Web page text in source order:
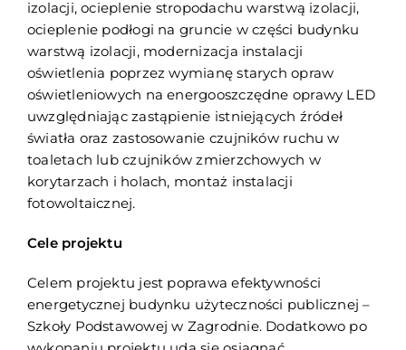
izolacji, ocieplenie stropodachu warstwą izolacji,
ocieplenie podłogi na gruncie w części budynku
warstwą izolacji, modernizacja instalacji
oświetlenia poprzez wymianę starych opraw
oświetleniowych na energooszczędne oprawy LED
uwzględniając zastąpienie istniejących źródeł
światła oraz zastosowanie czujników ruchu w
toaletach lub czujników zmierzchowych w
korytarzach i holach, montaż instalacji
fotowoltaicznej.
Cele projektu
Celem projektu jest poprawa efektywności
energetycznej budynku użyteczności publicznej –
Szkoły Podstawowej w Zagrodnie. Dodatkowo po